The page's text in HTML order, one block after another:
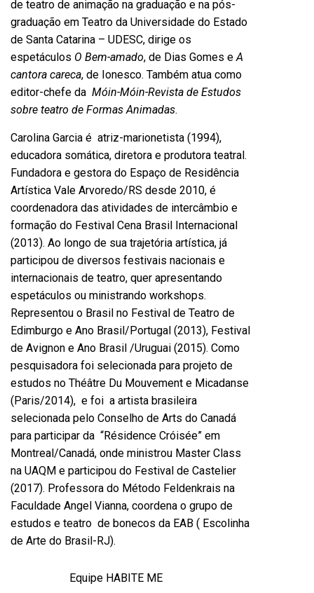
de teatro de animação na graduação e na pós-
graduação em Teatro da Universidade do Estado
de Santa Catarina – UDESC, dirige os
espetáculos O Bem-amado, de Dias Gomes e A
cantora careca, de Ionesco. Também atua como
editor-chefe da Móin-Móin-Revista de Estudos
sobre teatro de Formas Animadas.
Carolina Garcia é atriz-marionetista (1994),
educadora somática, diretora e produtora teatral.
Fundadora e gestora do Espaço de Residência
Artística Vale Arvoredo/RS desde 2010, é
coordenadora das atividades de intercâmbio e
formação do Festival Cena Brasil Internacional
(2013). Ao longo de sua trajetória artística, já
participou de diversos festivais nacionais e
internacionais de teatro, quer apresentando
espetáculos ou ministrando workshops.
Representou o Brasil no Festival de Teatro de
Edimburgo e Ano Brasil/Portugal (2013), Festival
de Avignon e Ano Brasil /Uruguai (2015). Como
pesquisadora foi selecionada para projeto de
estudos no Théâtre Du Mouvement e Micadanse
(Paris/2014), e foi a artista brasileira
selecionada pelo Conselho de Arts do Canadá
para participar da “Résidence Cróisée” em
Montreal/Canadá, onde ministrou Master Class
na UAQM e participou do Festival de Castelier
(2017). Professora do Método Feldenkrais na
Faculdade Angel Vianna, coordena o grupo de
estudos e teatro de bonecos da EAB ( Escolinha
de Arte do Brasil-RJ).
Equipe HABITE ME